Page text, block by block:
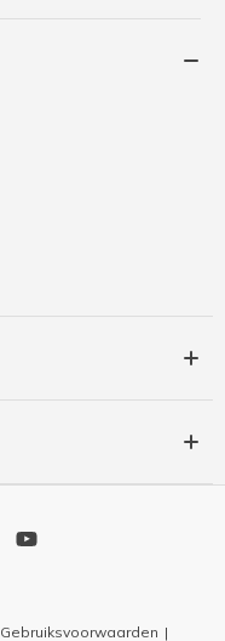
Gebruiksvoorwaarden